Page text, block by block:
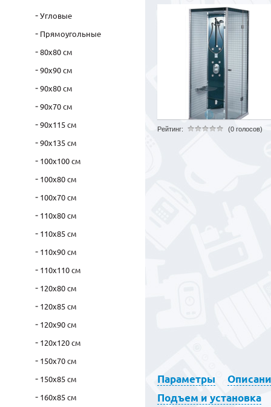
Рейтинг: (0 голосов)
Параметры
Подъем и установка
Угловые
Прямоугольные
80х80 см
90х90 см
90х80 см
90х70 см
90х115 см
90х135 см
100х100 см
100х80 см
100х70 см
110х80 см
110х85 см
110х90 см
110х110 см
120х80 см
120х85 см
120х90 см
120х120 см
150х70 см
150х85 см
160х85 см